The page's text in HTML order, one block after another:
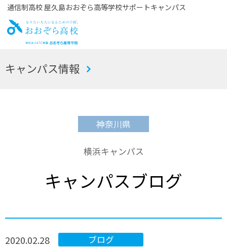
通信制高校 屋久島おおぞら高等学校サポートキャンパス
お
キャンパス情報
神奈川県
横浜キャンパス
キャンパスブログ
ブログ
2020.02.28